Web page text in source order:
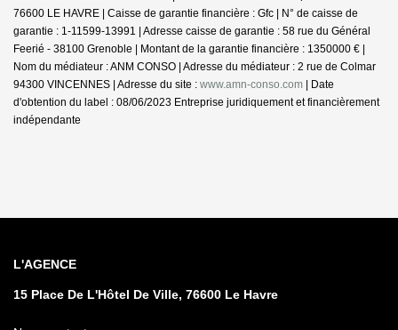
76600 LE HAVRE | Caisse de garantie financière : Gfc | N° de caisse de
garantie : 1-11599-13991 | Adresse caisse de garantie : 58 rue du Général
Feerié - 38100 Grenoble | Montant de la garantie financière : 1350000 € |
Nom du médiateur : ANM CONSO | Adresse du médiateur : 2 rue de Colmar
94300 VINCENNES | Adresse du site : www.amn-conso.com | Date
d'obtention du label : 08/06/2023 Entreprise juridiquement et financièrement
indépendante
L'AGENCE
15 Place De L'Hôtel De Ville, 76600 Le Havre